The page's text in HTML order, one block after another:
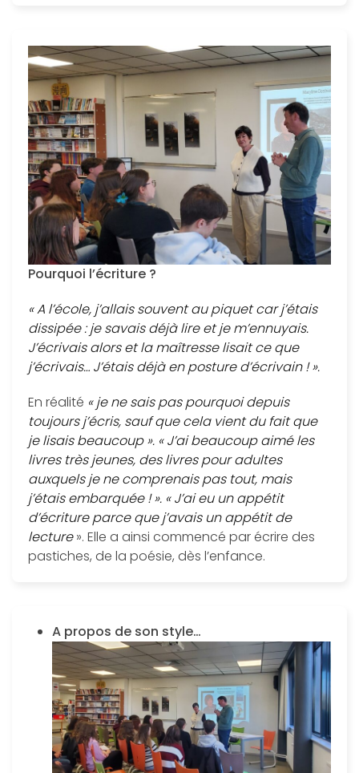
Pourquoi l’écriture ?
« A l’école, j’allais souvent au piquet car j’étais
dissipée : je savais déjà lire et je m’ennuyais.
J’écrivais alors et la maîtresse lisait ce que
j’écrivais… J’étais déjà en posture d’écrivain ! ».
En réalité « je ne sais pas pourquoi depuis
toujours j’écris, sauf que cela vient du fait que
je lisais beaucoup ». « J’ai beaucoup aimé les
livres très jeunes, des livres pour adultes
auxquels je ne comprenais pas tout, mais
j’étais embarquée ! ». « J’ai eu un appétit
d’écriture parce que j’avais un appétit de
lecture». Elle a ainsi commencé par écrire des
pastiches, de la poésie, dès l’enfance.
A propos de son style…